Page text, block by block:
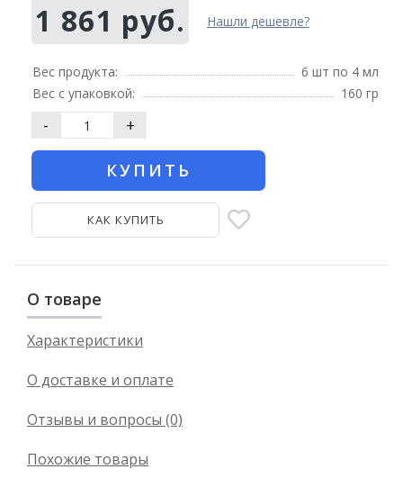
1 861 руб. Нашли дешевле?
Вес продукта:
6 шт по 4 мл
Вес с упаковкой:
160 гр
- +
КУПИТЬ
КАК КУПИТЬ
О товаре
Характеристики
О доставке и оплате
Отзывы и вопросы (0)
Похожие товары